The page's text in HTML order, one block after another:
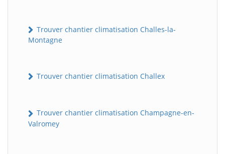
Trouver chantier climatisation Challes-la-
Montagne
Trouver chantier climatisation Challex
Trouver chantier climatisation Champagne-en-
Valromey